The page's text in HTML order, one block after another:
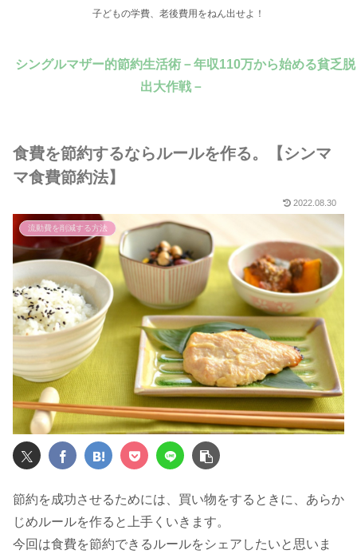
子どもの学費、老後費用をねん出せよ！
シングルマザー的節約生活術－年収110万から始める貧乏脱
出大作戦－
食費を節約するならルールを作る。【シンマ
マ食費節約法】
2022.08.30
流動費を削減する方法
節約を成功させるためには、買い物をするときに、あらか
じめルールを作ると上手くいきます。
今回は食費を節約できるルールをシェアしたいと思いま